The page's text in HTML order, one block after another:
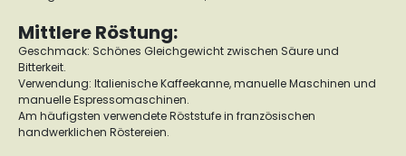
Mittlere Röstung:
Geschmack: Schönes Gleichgewicht zwischen Säure und
Bitterkeit.
Verwendung: Italienische Kaffeekanne, manuelle Maschinen und
manuelle Espressomaschinen.
Am häufigsten verwendete Röststufe in französischen
handwerklichen Röstereien.